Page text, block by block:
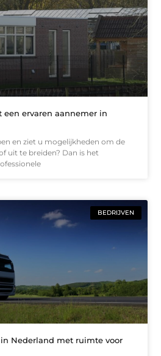
ervaren aannemer in
en ziet u mogelijkheden om de
uit te breiden? Dan is het
BEDRIJVEN
Nederland met ruimte voor